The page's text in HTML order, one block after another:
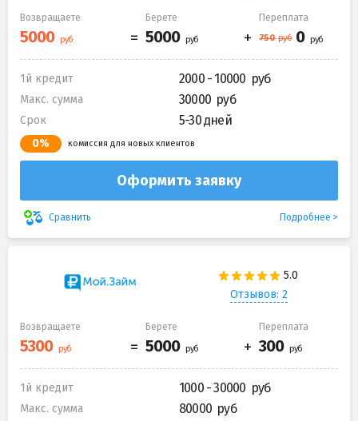
Возвращаете Берете Переплата
1й кредит 2000 - 10000
Макс. сумма 30000
Срок 5-30 дней
0% комиссия для новых клиентов
Оформить заявку
Сравнить Подробнее
Отзывов: 2
Возвращаете Берете Переплата
1й кредит 1000 - 30000
Макс. сумма 80000